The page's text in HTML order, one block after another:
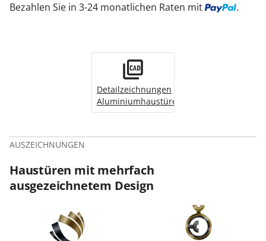
Bezahlen Sie in 3-24 monatlichen Raten mit .
Detailzeichnungen
Aluminiumhaustüren
AUSZEICHNUNGEN
Haustüren mit mehrfach
ausgezeichnetem Design